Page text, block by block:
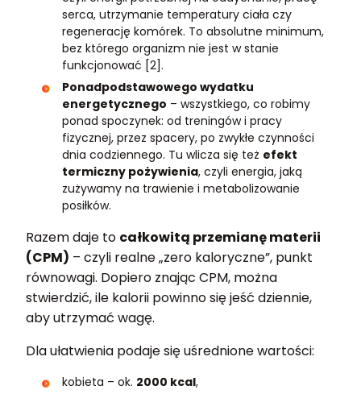
serca, utrzymanie temperatury ciała czy
regenerację komórek. To absolutne minimum,
bez którego organizm nie jest w stanie
funkcjonować [2].
Ponadpodstawowego wydatku
energetycznego – wszystkiego, co robimy
ponad spoczynek: od treningów i pracy
fizycznej, przez spacery, po zwykłe czynności
dnia codziennego. Tu wlicza się też efekt
termiczny pożywienia, czyli energia, jaką
zużywamy na trawienie i metabolizowanie
posiłków.
Razem daje to całkowitą przemianę materii
(CPM) – czyli realne „zero kaloryczne”, punkt
równowagi. Dopiero znając CPM, można
stwierdzić, ile kalorii powinno się jeść dziennie,
aby utrzymać wagę.
Dla ułatwienia podaje się uśrednione wartości:
kobieta – ok. 2000 kcal,